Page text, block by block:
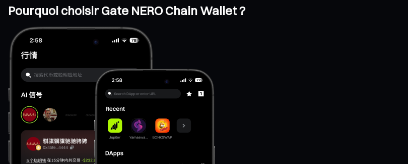
Pourquoi choisir Gate NERO Chain Wallet ?